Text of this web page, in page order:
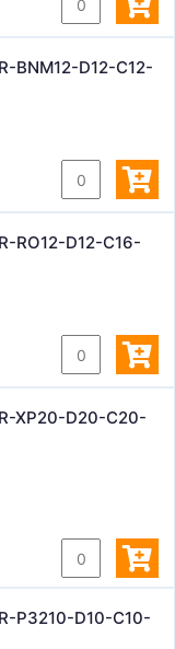
BNM12-D12-C12-
RO12-D12-C16-
XP20-D20-C20-
P3210-D10-C10-